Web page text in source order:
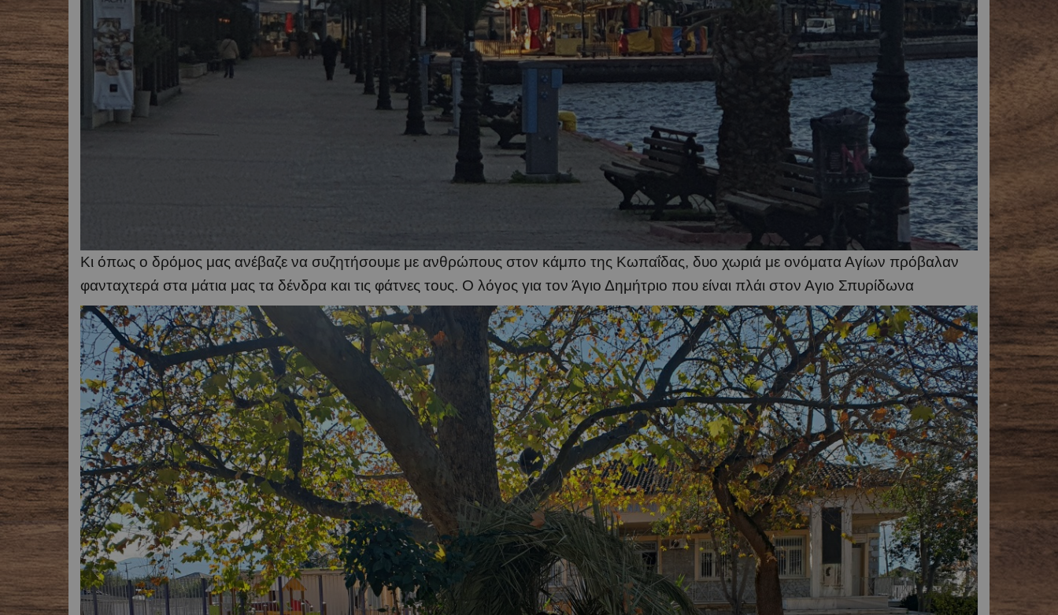
Κι όπως ο δρόμος μας ανέβαζε να συζητήσουμε με ανθρώπους στον κάμπο της Κωπαΐδας, δυο χωριά με ονόματα Αγίων πρόβαλαν
φανταχτερά στα μάτια μας τα δένδρα και τις φάτνες τους. Ο λόγος για τον Άγιο Δημήτριο που είναι πλάι στον Αγιο Σπυρίδωνα